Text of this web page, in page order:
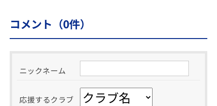
コメント（0件）
ニックネーム
応援するクラブ